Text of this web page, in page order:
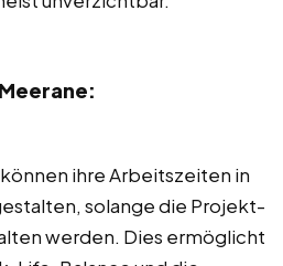
ihre Arbeitszeiten in
solange die Projekt-
werden. Dies ermöglicht